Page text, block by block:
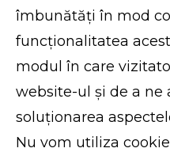
îmbunătăți în mod
funcționalitatea
modul în care
website-ul și de a ne
soluționarea
Nu vom utiliza